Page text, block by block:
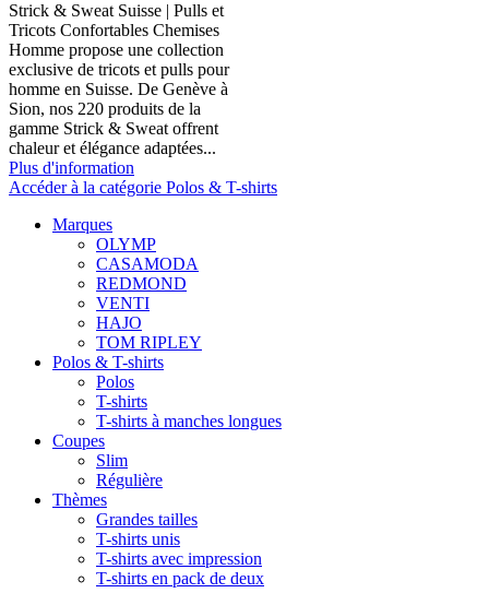
Strick & Sweat Suisse | Pulls et
Tricots Confortables Chemises
Homme propose une collection
exclusive de tricots et pulls pour
homme en Suisse. De Genève à
Sion, nos 220 produits de la
gamme Strick & Sweat offrent
chaleur et élégance adaptées...
Plus d'information
Accéder à la catégorie Polos & T-shirts
Marques
OLYMP
CASAMODA
REDMOND
VENTI
HAJO
TOM RIPLEY
Polos & T-shirts
Polos
T-shirts
T-shirts à manches longues
Coupes
Slim
Régulière
Thèmes
Grandes tailles
T-shirts unis
T-shirts avec impression
T-shirts en pack de deux